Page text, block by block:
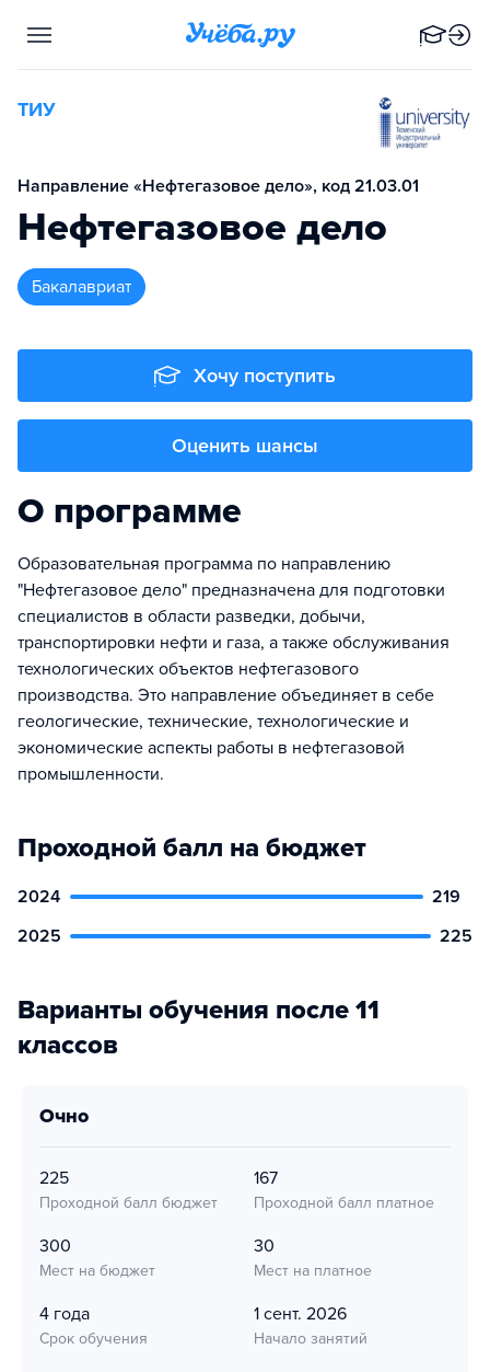
ТИУ
Направление «Нефтегазовое дело», код 21.03.01
Нефтегазовое дело
бакалавриат
Хочу поступить
Оценить шансы
О программе
Образовательная программа по направлению
"Нефтегазовое дело" предназначена для подготовки
специалистов в области разведки, добычи,
транспортировки нефти и газа, а также обслуживания
технологических объектов нефтегазового
производства. Это направление объединяет в себе
геологические, технические, технологические и
экономические аспекты работы в нефтегазовой
промышленности.
Проходной балл на бюджет
2024
219
2025
225
Варианты обучения после 11
классов
очно
225
Проходной балл бюджет
167
Проходной балл платное
300
Мест на бюджет
30
Мест на платное
4 года
Срок обучения
1 сент. 2026
Начало занятий